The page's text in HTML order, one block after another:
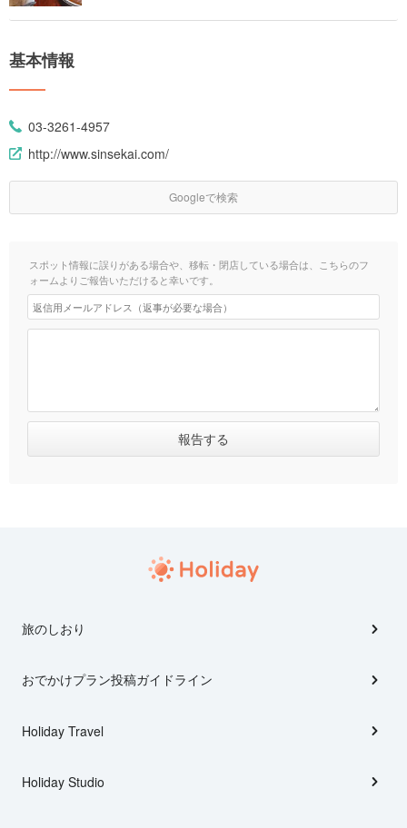
基本情報
03-3261-4957
http://www.sinsekai.com/
Googleで検索
スポット情報に誤りがある場合や、移転・閉店している場合は、こちらのフ
ォームよりご報告いただけると幸いです。
旅のしおり
おでかけプラン投稿ガイドライン
Holiday Travel
Holiday Studio